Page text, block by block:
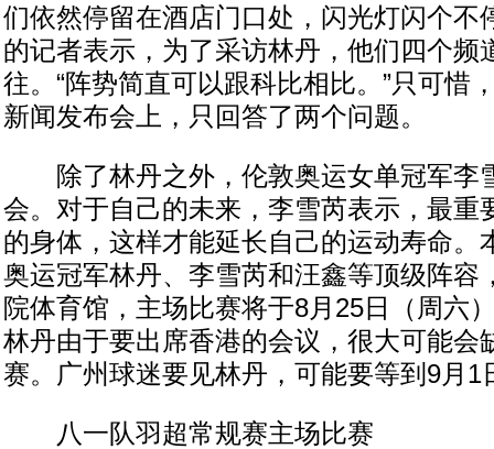
们依然停留在酒店门口处，闪光灯闪个不
的记者表示，为了采访林丹，他们四个频
往。“阵势简直可以跟科比相比。”只可惜
新闻发布会上，只回答了两个问题。
除了林丹之外，伦敦奥运女单冠军李
会。对于自己的未来，李雪芮表示，最重
的身体，这样才能延长自己的运动寿命。
奥运冠军林丹、李雪芮和汪鑫等顶级阵容
院体育馆，主场比赛将于8月25日（周六
林丹由于要出席香港的会议，很大可能会
赛。广州球迷要见林丹，可能要等到9月1
八一队羽超常规赛主场比赛